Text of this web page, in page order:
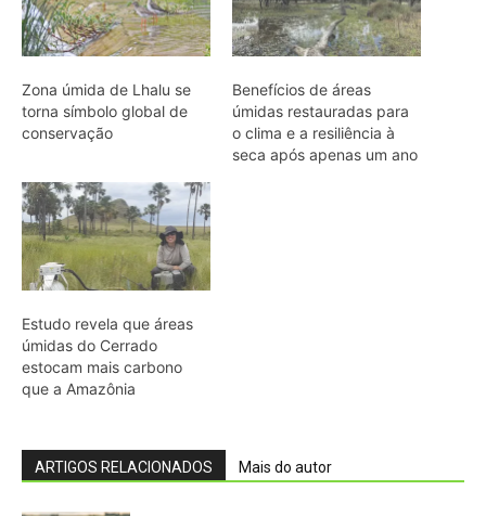
estocam mais carbono
que a Amazônia
ARTIGOS RELACIONADOS Mais do autor
Quero-quero usa esporão na asa em
voo rasante para afastar animais
maiores e proteger o ninho camuflado
no campo
Filhotes de tartaruga-da-amazônia
vocalizam dentro do ovo e sincronizam
a saída coletiva do ninho até a água
escapar em áreas alagadas